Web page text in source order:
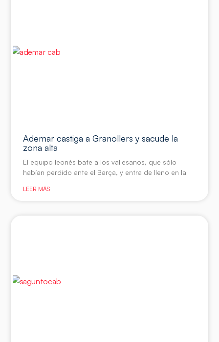
Ademar castiga a Granollers y sacude la
zona alta
El equipo leonés bate a los vallesanos, que sólo
habían perdido ante el Barça, y entra de lleno en la
LEER MÁS